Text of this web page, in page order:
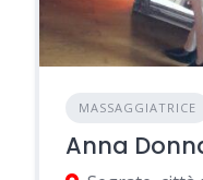
MASSAGGIATRICE
Anna